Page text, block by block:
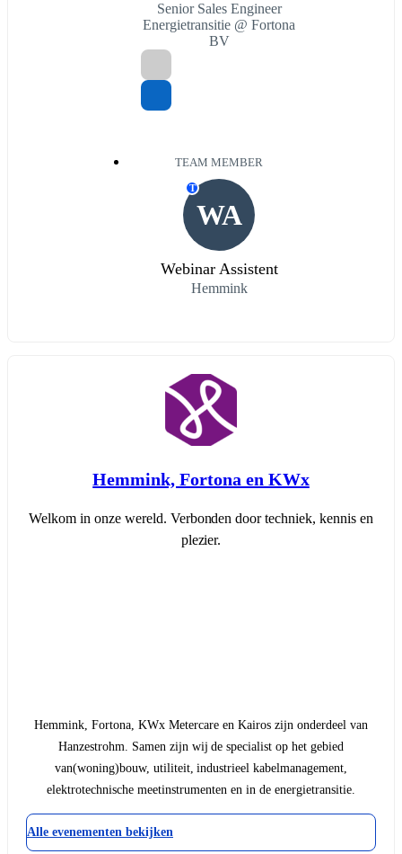
Senior Sales Engineer
Energietransitie @ Fortona
BV
TEAM MEMBER
WA
T
Webinar Assistent
Hemmink
Hemmink, Fortona en KWx
Welkom in onze wereld. Verbonden door techniek, kennis en
plezier.
Hemmink, Fortona, KWx Metercare en Kairos zijn onderdeel van
Hanzestrohm. Samen zijn wij de specialist op het gebied
van(woning)bouw, utiliteit, industrieel kabelmanagement,
elektrotechnische meetinstrumenten en in de energietransitie.
Alle evenementen bekijken